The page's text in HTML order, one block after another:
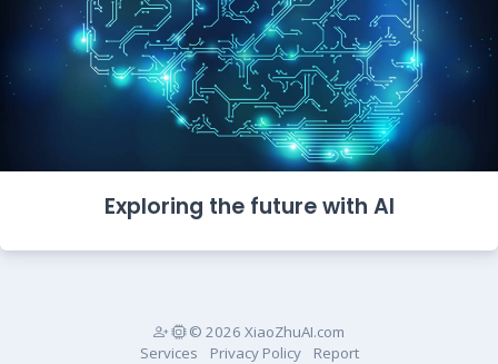
Exploring the future with AI
© 2026 XiaoZhuAI.com
Services
Privacy Policy Report